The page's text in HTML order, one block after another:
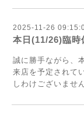
2025-11-26
本日(11/26)臨時
誠に勝手ながら、
来店を予定されて
しわけございませ